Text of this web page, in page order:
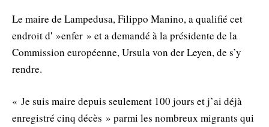
Le maire de Lampedusa, Filippo Manino, a qualifié cet
endroit d' »enfer » et a demandé à la présidente de la
Commission européenne, Ursula von der Leyen, de s’y
rendre.
« Je suis maire depuis seulement 100 jours et j’ai déjà
enregistré cinq décès » parmi les nombreux migrants qui